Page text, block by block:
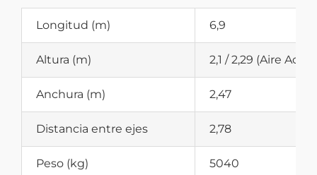
Longitud (m) 6,9
Altura (m) 2,1 / 2,29 (Aire
Anchura (m) 2,47
Distancia entre ejes 2,78
Peso (kg) 5040